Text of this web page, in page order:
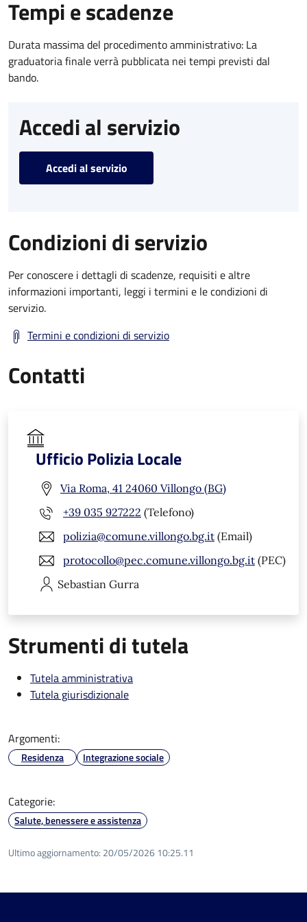
Tempi e scadenze
Durata massima del procedimento amministrativo: La
graduatoria finale verrà pubblicata nei tempi previsti dal
bando.
Accedi al servizio
Accedi al servizio
Condizioni di servizio
Per conoscere i dettagli di scadenze, requisiti e altre
informazioni importanti, leggi i termini e le condizioni di
servizio.
Termini e condizioni di servizio
Contatti
Ufficio Polizia Locale
Via Roma, 41 24060 Villongo (BG)
+39 035 927222 (Telefono)
polizia@comune.villongo.bg.it (Email)
protocollo@pec.comune.villongo.bg.it (PEC)
Sebastian Gurra
Strumenti di tutela
Tutela amministrativa
Tutela giurisdizionale
Argomenti:
Residenza Integrazione sociale
Categorie:
Salute, benessere e assistenza
Ultimo aggiornamento: 20/05/2026 10:25.11